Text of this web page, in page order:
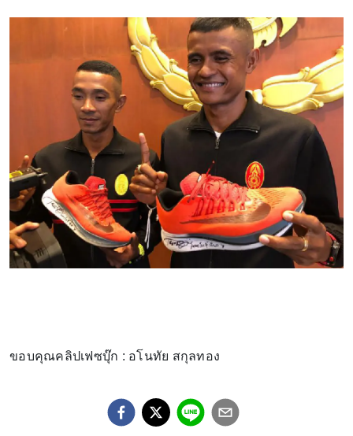
ขอบคุณคลิปเฟซบุ๊ก : อโนทัย สกุลทอง